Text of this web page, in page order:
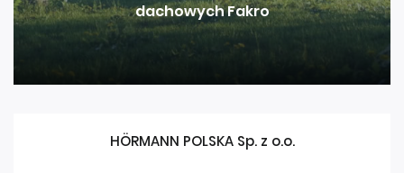
dachowych Fakro
HÖRMANN POLSKA Sp. z o.o.